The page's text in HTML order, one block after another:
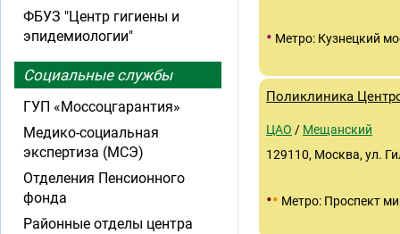
• Метро: Кузнецкий
Поликлиника
ЦАО / Мещанский
129110, Москва, ул.
•• Метро: Проспект
ФБУЗ "Центр гигиены и
эпидемиологии"
Социальные службы
ГУП «Моссоцгарантия»
Медико-социальная
экспертиза (МСЭ)
Отделения Пенсионного
фонда
Районные отделы центра